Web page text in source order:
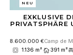
NEU
EXKLUSIVE
PRIVATSPHÄRE
8.600.000 €Camp de
1.136 m²
391 m²